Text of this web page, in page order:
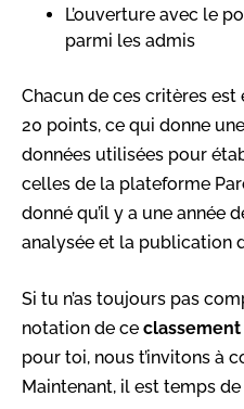
L’ouverture avec le
parmi les admis
Chacun de ces critères
20 points, ce qui donne
données utilisées pour
celles de la plateforme
donné qu’il y a une année
analysée et la publication
Si tu n’as toujours pas
notation de ce classement
pour toi, nous t’invitons à
Maintenant, il est temps